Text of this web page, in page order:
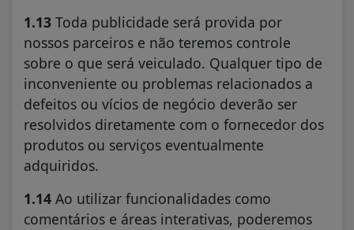
1.13 Toda publicidade será provida por
nossos parceiros e não teremos controle
sobre o que será veiculado. Qualquer tipo de
inconveniente ou problemas relacionados a
defeitos ou vícios de negócio deverão ser
resolvidos diretamente com o fornecedor dos
produtos ou serviços eventualmente
adquiridos.
1.14 Ao utilizar funcionalidades como
comentários e áreas interativas, poderemos